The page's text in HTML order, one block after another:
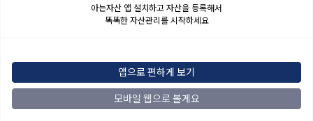
아는자산 앱 설치하고 자산을 등록해서
똑똑한 자산관리를 시작하세요
앱으로 편하게 보기
모바일 웹으로 볼게요
수 있습니다. 본 정보는 일반적인 시장 정보 제공을 위한 것이며 투자 권유 또는 자문에
해당하지 않습니다. 해당 정보로 인한 투자 결과에 법적인 책임을 지지 않으며, 투자
결정 및 책임은 전적으로 이용자에게 있습니다.
2022 아는자산 맨위로